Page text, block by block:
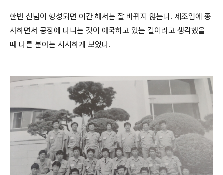
한번 신념이 형성되면 여간 해서는 잘 바뀌지 않는다. 제조업에 종
사하면서 공장에 다니는 것이 애국하고 있는 길이라고 생각했을
때 다른 분야는 시시하게 보였다.